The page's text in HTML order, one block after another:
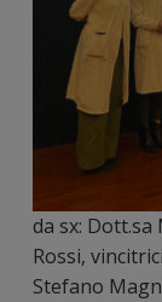
da sx:
Rossi,
Stefano